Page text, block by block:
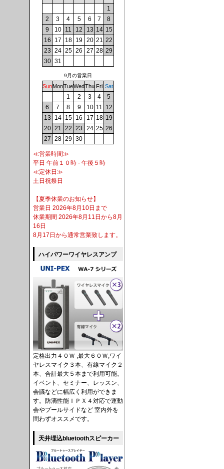
1
2
3 4 5 6 7
8
9
10 11 12 13 14 15
16
17 18 19 20 21 22
23 24 25 26 27 28 29
30 31
9月の営業日
SunMonTueWedThu Fri Sat
1 2 3 4
5
6
7 8 9 10 11 12
13
14 15 16 17 18 19
20 21 22 23 24 25 26
27 28 29 30
≪営業時間≫
平日 午前１０時 - 午後５時
≪定休日≫
土日祝祭日
【夏季休業のお知らせ】
営業日 2026年8月10日まで
休業期間 2026年8月11日から8月
16日
8月17日から通常営業致します。
ハイパワーワイヤレスアンプ
定格出力４０Ｗ ,最大６０Ｗ,ワイ
ヤレスマイク３本、有線マイク２
本、合計最大５本まで利用可能。
イベント、セミナー、レッスン、
会議などに幅広く利用ができま
す。防滴性能ＩＰＸ４対応で運動
会やプールサイドなど 室内外を
問わずオススメです。
天井埋込bluetoothスピーカー